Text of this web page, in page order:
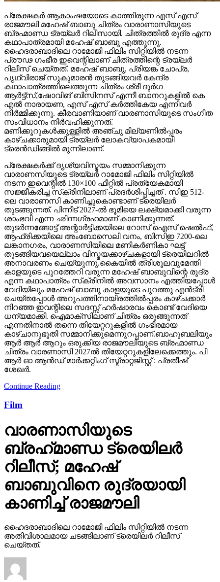
പ്രേക്ഷകർ ആകാംഷയോടെ കാത്തിരുന്ന എസ് എസ്
രാജമൗലി മഹേഷ് ബാബു ചിത്രം വാരാണാസിയുടെ
ബ്രഹ്മാണ്ഡ ട്രയ്ലർ റിലീസായി. ചിത്രത്തിൽ രുദ്ര എന്ന
കഥാപാത്രമായി മഹേഷ് ബാബു എത്തുന്നു.
ഹൈദരാബാദിലെ റാമോജി ഫിലിം സിറ്റിയിൽ നടന്ന
പ്രൗഢ ഗംഭീര ഇവെന്റിലാണ് ചിത്രത്തിന്റെ ട്രയ്ലർ
റിലീസ് ചെയ്തത്. മഹേഷ് ബാബു, പ്രിയങ്ക ചോപ്ര,
പൃഥ്വിരാജ് സുകുമാരൻ തുടങ്ങിയവർ കേന്ദ്ര
കഥാപാത്രത്തിലെത്തുന്ന ചിത്രം ശ്രീ ദുർഗ
ആർട്ട്സ്,ഷോവിങ് ബിസിനസ് എന്നീ ബാനറുകളിൽ കെ
എൽ നാരായണ, എസ് എസ് കർത്തികേയ എന്നിവർ
നിർമ്മിക്കുന്നു. കീരവാണിയാണ് വാരണാസിയുടെ സംഗീത
സംവിധാനം നിർവഹിക്കുന്നത്.
മണിക്കൂറുകൾക്കുള്ളിൽ അഞ്ചു മില്യണിൽപ്പരം
കാഴ്ചക്കാരുമായി ട്രയ്ലർ ലോകവ്യാപകമായി
ട്രെൻഡിങ്ങിൽ മുന്നിലാണ്.
പ്രേക്ഷകർക്ക് ദൃശ്യവിസ്മയം സമ്മാനിക്കുന്ന
വാരാണസിയുടെ ട്രയ്ലർ റാമോജി ഫിലിം സിറ്റിയിൽ
നടന്ന ഇവെന്റിൽ 130×100 ഫീറ്റിൽ പ്രത്യേകമായി
സജ്ജീകരിച്ച സ്‌ക്രീനിലാണ് പ്രദർശിപ്പിച്ചത് . സിഇ 512-
ലെ വാരാണസി കാണിച്ചുകൊണ്ടാണ് ട്രെയിലര്‍
തുടങ്ങുന്നത്. പിന്നീട് 2027-ല്‍ ഭൂമിയെ ലക്ഷ്യമാക്കി വരുന്ന
ശാംഭവി എന്ന ഛിന്നഗ്രഹമാണ് കാണിക്കുന്നത്.
തുടര്‍ന്നങ്ങോട്ട് അന്റാര്‍ട്ടിക്കയിലെ റോസ് ഐസ് ഷെല്‍ഫ്,
ആഫ്രിക്കയിലെ അംബോസെലി വനം, ബിസിഇ 7200-ലെ
ലങ്കാനഗരം, വാരാണസിയിലെ മണികര്‍ണികാ ഘട്ട്
തുടങ്ങിയവയെല്ലാം വിസ്മയക്കാഴ്ചകളായി ട്രെയിലറില്‍
അനാവരണം ചെയ്യുന്നു.കൈയില്‍ ത്രിശൂലവുമേന്തി
കാളയുടെ പുറത്തേറി വരുന്ന മഹേഷ് ബാബുവിന്റെ രുദ്ര
എന്ന കഥാപാത്രം സ്‌ക്രീനിൽ അവസാനം എത്തിയപ്പോൾ
വേദിയിലും മഹേഷ് ബാബു കാളയുടെ പുറത്തു എൻട്രി
ചെയ്തപ്പോൾ അറുപത്തിനായിരത്തിൽപ്പരം കാഴ്ചക്കാർ
നിറഞ്ഞ ഇവന്റിലെ സദസ്സ് ഹർഷാരവം കൊണ്ട് വേദിയെ
ധന്യമാക്കി. ഐമാക്‌സിലാണ് ചിത്രം ഒരുങ്ങുന്നത്
എന്നതിനാല്‍ തന്നെ തിയേറ്ററുകളില്‍ ഗംഭീരമായ
കാഴ്ചാനുഭൂതി സമ്മാനിക്കുമെന്നുറപ്പാണ്.ബാഹുബലിയും
ആർ ആർ ആറും ഒരുക്കിയ രാജമൗലിയുടെ ബ്രഹ്മാണ്ഡ
ചിത്രം വാരണാസി 2027ൽ തിയേറ്ററുകളിലേക്കെത്തും. പി
ആർ ഓ ആൻഡ് മാർക്കറ്റിംഗ് സ്ട്രാറ്റജിസ്റ്റ് : പ്രതീഷ്
ശേഖർ.
Continue Reading
Film
വാരണാസിയുടെ
ബ്രഹ്‌മാണ്ഡ ട്രെയിലര്‍
റിലീസ്; മഹേഷ്
ബാബുവിനെ രുദ്രയായി
കാണിച്ച് രാജമൗലി
ഹൈദരാബാദിലെ റാമോജി ഫിലിം സിറ്റിയില്‍ നടന്ന
അതിവിശാലമായ ചടങ്ങിലാണ് ട്രെയിലര്‍ റിലീസ്
ചെയ്തത്.